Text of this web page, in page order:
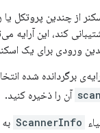
از چندین پروتکل
کند، این آرایه
ورودی برای یک
برگردانده شده
آن را ذخیره کنید.
ScannerInfo